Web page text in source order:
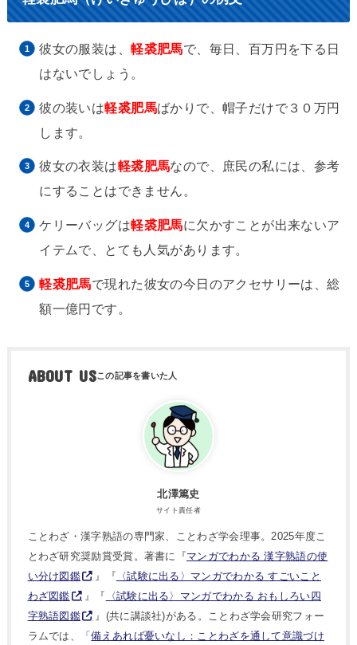
彼女の服装は、軽裘肥馬で、毎日、百万円を下る日
はないでしょう。
彼の装いは軽裘肥馬ばかりで、帽子だけで３０万円
します。
彼女の衣装は軽裘肥馬なので、庶民の私には、参考
にすることはできません。
ケリーバッグは軽裘肥馬に欠かすことが出来ないア
イテムで、とても人気があります。
軽裘肥馬で現れた彼女の今日のアクセサリーは、総
額一億円です。
ABOUT US
北澤篤史
サイト責任者
ことわざ・漢字熟語の専門家、ことわざ学会理事。2025年度こ
とわざ研究奨励賞受賞。著書に『マンガでわかる 漢字熟語の使
い分け図鑑
』『 〈試験に出る〉マンガでわかる すごいこと
わざ図鑑
』『
〈試験に出る〉マンガでわかる おもしろい四
字熟語図鑑
』(共に講談社)がある。ことわざ学会研究フォー
ラムでは、「備えあれば憂いなし：ことわざを通して意識づけ